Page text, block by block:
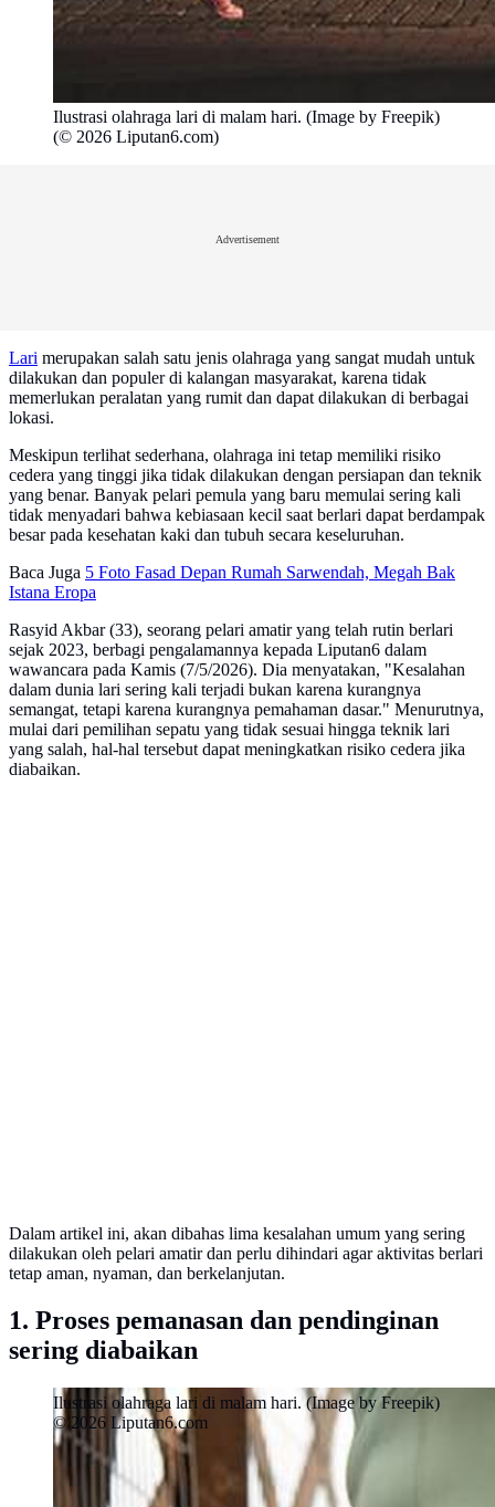
Ilustrasi olahraga lari di malam hari. (Image by Freepik)
(© 2026 Liputan6.com)
Advertisement
Lari merupakan salah satu jenis olahraga yang sangat mudah untuk
dilakukan dan populer di kalangan masyarakat, karena tidak
memerlukan peralatan yang rumit dan dapat dilakukan di berbagai
lokasi.
Meskipun terlihat sederhana, olahraga ini tetap memiliki risiko
cedera yang tinggi jika tidak dilakukan dengan persiapan dan teknik
yang benar. Banyak pelari pemula yang baru memulai sering kali
tidak menyadari bahwa kebiasaan kecil saat berlari dapat berdampak
besar pada kesehatan kaki dan tubuh secara keseluruhan.
Baca Juga 5 Foto Fasad Depan Rumah Sarwendah, Megah Bak
Istana Eropa
Rasyid Akbar (33), seorang pelari amatir yang telah rutin berlari
sejak 2023, berbagi pengalamannya kepada Liputan6 dalam
wawancara pada Kamis (7/5/2026). Dia menyatakan, "Kesalahan
dalam dunia lari sering kali terjadi bukan karena kurangnya
semangat, tetapi karena kurangnya pemahaman dasar." Menurutnya,
mulai dari pemilihan sepatu yang tidak sesuai hingga teknik lari
yang salah, hal-hal tersebut dapat meningkatkan risiko cedera jika
diabaikan.
Dalam artikel ini, akan dibahas lima kesalahan umum yang sering
dilakukan oleh pelari amatir dan perlu dihindari agar aktivitas berlari
tetap aman, nyaman, dan berkelanjutan.
1. Proses pemanasan dan pendinginan
sering diabaikan
Ilustrasi olahraga lari di malam hari. (Image by Freepik)
© 2026 Liputan6.com